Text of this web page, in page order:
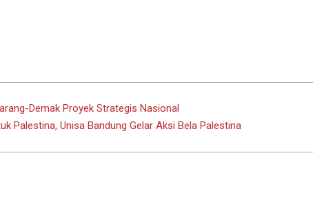
Demak Proyek Strategis Nasional
Palestina, Unisa Bandung Gelar Aksi Bela Palestina